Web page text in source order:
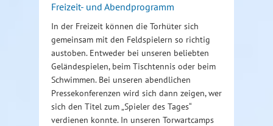
Freizeit- und Abendprogramm
In der Freizeit können die Torhüter sich
gemeinsam mit den Feldspielern so richtig
austoben. Entweder bei unseren beliebten
Geländespielen, beim Tischtennis oder beim
Schwimmen. Bei unseren abendlichen
Pressekonferenzen wird sich dann zeigen, wer
sich den Titel zum „Spieler des Tages“
verdienen konnte. In unseren Torwartcamps